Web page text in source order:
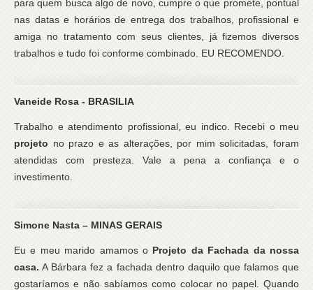
para quem busca algo de novo, cumpre o que promete, pontual
nas datas e horários de entrega dos trabalhos, profissional e
amiga no tratamento com seus clientes, já fizemos diversos
trabalhos e tudo foi conforme combinado. EU RECOMENDO.
Vaneide Rosa - BRASILIA
Trabalho e atendimento profissional, eu indico. Recebi o meu
projeto no prazo e as alterações, por mim solicitadas, foram
atendidas com presteza. Vale a pena a confiança e o
investimento.
Simone Nasta – MINAS GERAIS
Eu e meu marido amamos o Projeto da Fachada da nossa
casa. A Bárbara fez a fachada dentro daquilo que falamos que
gostaríamos e não sabíamos como colocar no papel. Quando